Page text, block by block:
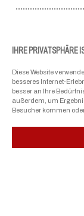
IHRE PRIVATSPHÄRE
Diese Website
besseres Internet-
besser an Ihre
außerdem, um
Besucher kommen
Tel.:+43 50 3636 1
ellmau@travel-